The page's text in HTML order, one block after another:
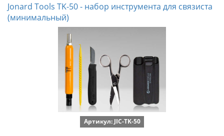
Jonard Tools TK-50 - набор инструмента для связиста
(минимальный)
Артикул: JIC-TK-50